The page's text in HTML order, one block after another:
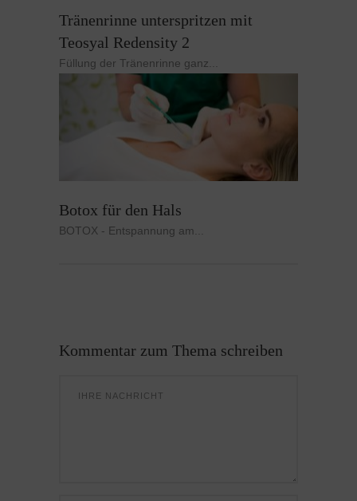
Tränenrinne unterspritzen mit
Teosyal Redensity 2
Füllung der Tränenrinne ganz...
Botox für den Hals
BOTOX - Entspannung am...
Kommentar zum Thema schreiben